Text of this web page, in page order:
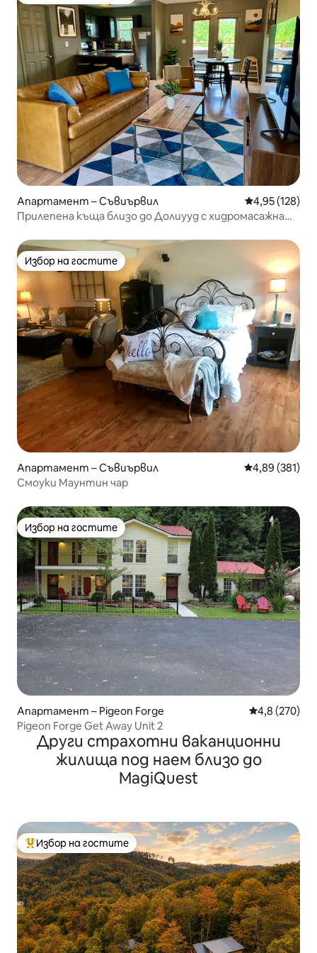
Апартамент – Съвиървил Средна
4,95 (128)
Прилепена къща близо до Долиууд с хидромасажна
Избор на гостите
Избор на гостите
Апартамент – Съвиървил Средна
4,89 (381)
Смоуки Маунтин чар
Избор на гостите
Избор на гостите
Апартамент – Pigeon Forge Средна
4,8 (270)
Pigeon Forge Get Away Unit 2
Други страхотни ваканционни
жилища под наем близо до
MagiQuest
Най-популярен избор на гостите
Избор на гостите